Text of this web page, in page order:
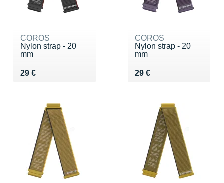
COROS
Nylon strap - 20
mm
29 €
Vendu 29 €
COROS
Nylon strap - 20
mm
29 €
Vendu 29 €